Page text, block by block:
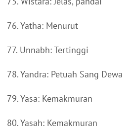
76. Yatha: Menurut
77. Unnabh: Tertinggi
78. Yandra: Petuah Sang Dewa
79. Yasa: Kemakmuran
80. Yasah: Kemakmuran